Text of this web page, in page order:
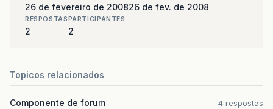
26 de fevereiro de 200826 de fev. de 2008
RESPOSTAS
2
PARTICIPANTES
2
Topicos relacionados
Componente de forum 4 respostas